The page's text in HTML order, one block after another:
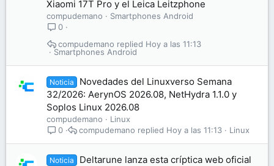
Xiaomi 17T Pro y el Leica Leitzphone
compudemano
Smartphones Android
0
Smartphones Android
Hoy a las 11:13
compudemano
Noticia
Novedades del Linuxverso Semana
32/2026: AerynOS 2026.08, NetHydra 1.1.0 y
Soplos Linux 2026.08
compudemano
Linux
0
Linux
Hoy a las 11:13
compudemano
Noticia
Deltarune lanza esta críptica web oficial